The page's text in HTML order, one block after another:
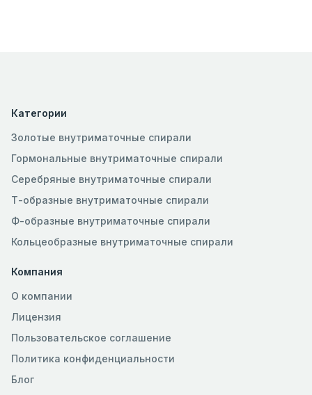
Категории
Золотые внутриматочные спирали
Гормональные внутриматочные спирали
Серебряные внутриматочные спирали
Т-образные внутриматочные спирали
Ф-образные внутриматочные спирали
Кольцеобразные внутриматочные спирали
Компания
О компании
Лицензия
Пользовательское соглашение
Политика конфиденциальности
Блог